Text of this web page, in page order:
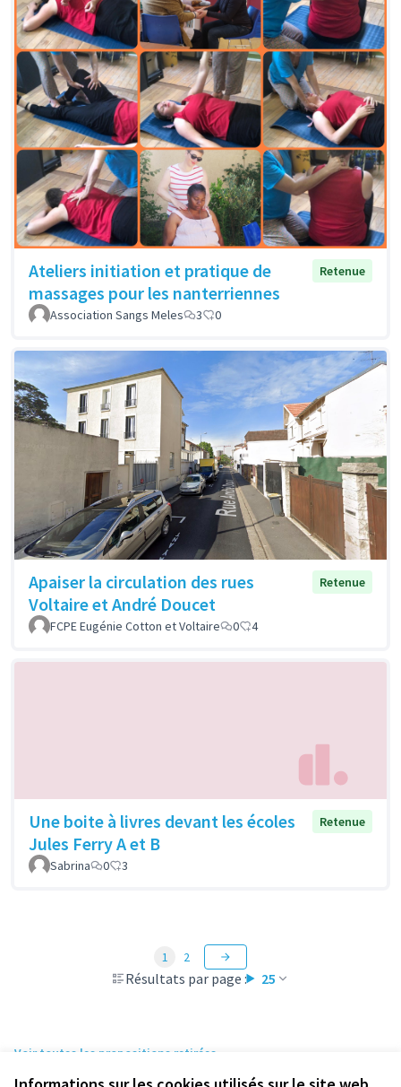
Ateliers initiation et pratique de
massages pour les nanterriennes
Retenue
Association Sangs Meles 3 0
Apaiser la circulation des rues
Voltaire et André Doucet
Retenue
FCPE Eugénie Cotton et Voltaire 0 4
Une boite à livres devant les écoles
Jules Ferry A et B
Retenue
Sabrina 0 3
Résultats par page : 25
1 2
Voir toutes les propositions retirées